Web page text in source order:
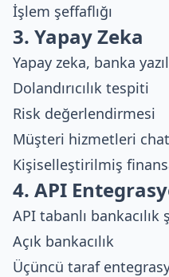
İşlem şeffaflığı
3. Yapay Zeka
Yapay zeka, banka
Dolandırıcılık tespiti
Risk değerlendirmesi
Müşteri hizmetleri
Kişiselleştirilmiş
4. API
API tabanlı bankacılık
Açık bankacılık
Üçüncü taraf